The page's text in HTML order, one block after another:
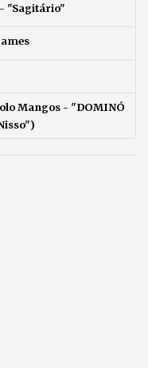
"Sagitário"
Mangos - "DOMINÓ